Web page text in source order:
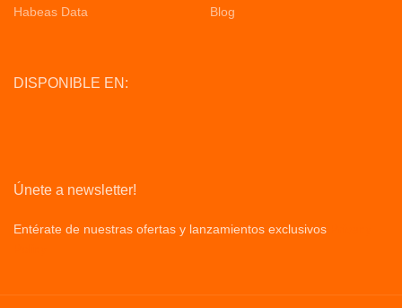
Habeas Data Blog
DISPONIBLE EN:
Únete a newsletter!
Entérate de nuestras ofertas y lanzamientos exclusivos